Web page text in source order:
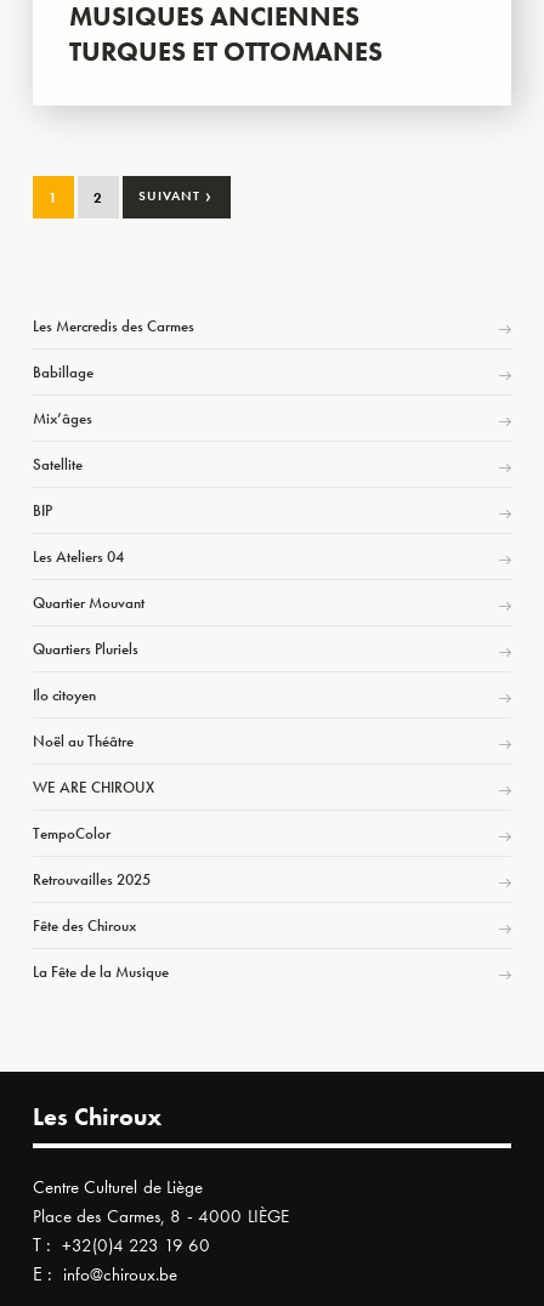
MUSIQUES ANCIENNES
TURQUES ET OTTOMANES
1 2 SUIVANT ›
Les Mercredis des Carmes
Babillage
Mix’âges
Satellite
BIP
Les Ateliers 04
Quartier Mouvant
Quartiers Pluriels
Ilo citoyen
Noël au Théâtre
WE ARE CHIROUX
TempoColor
Retrouvailles 2025
Fête des Chiroux
La Fête de la Musique
Les Chiroux
Centre Culturel de Liège
Place des Carmes, 8 - 4000 LIÈGE
T : +32(0)4 223 19 60
E : info@chiroux.be